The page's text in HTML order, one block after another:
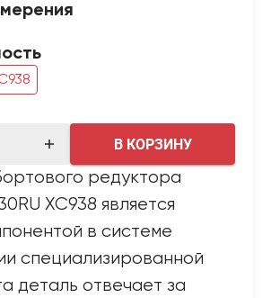
В КОРЗИНУ
редуктора
XC938 является
в системе
специализированной
деталь отвечает за